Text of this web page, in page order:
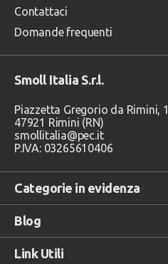
Categorie in evidenza
Blog
Link Utili
Contattaci
Domande frequenti
Smoll Italia S.r.l.
Piazzetta Gregorio da Rimini, 1
47921 Rimini (RN)
smollitalia@pec.it
P.IVA: 03265610406